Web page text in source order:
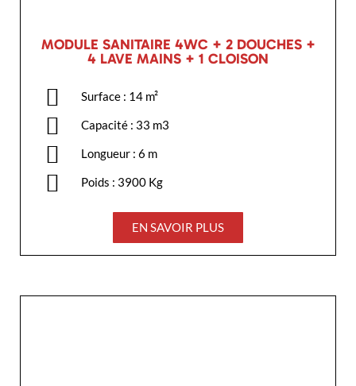
MODULE SANITAIRE 4WC + 2 DOUCHES +
4 LAVE MAINS + 1 CLOISON
Surface : 14 m²
Capacité : 33 m3
Longueur : 6 m
Poids : 3900 Kg
EN SAVOIR PLUS